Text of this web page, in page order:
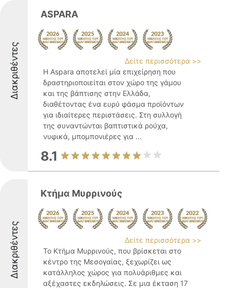
Διακριθέντες
ASPARA
Δείτε περισσότερα >>
Η Aspara αποτελεί μία επιχείρηση που
δραστηριοποιείται στον χώρο της γάμου
και της βάπτισης στην Ελλάδα,
διαθέτοντας ένα ευρύ φάσμα προϊόντων
για ιδιαίτερες περιστάσεις. Στη συλλογή
της συναντώνται βαπτιστικά ρούχα,
νυφικά, μπομπονιέρες για ...
8.1
Διακριθέντες
Κτήμα Μυρρινούς
Δείτε περισσότερα >>
Το Κτήμα Μυρρινούς, που βρίσκεται στο
κέντρο της Μεσογαίας, ξεχωρίζει ως
κατάλληλος χώρος για πολυάριθμες και
αξέχαστες εκδηλώσεις. Σε μια έκταση 17